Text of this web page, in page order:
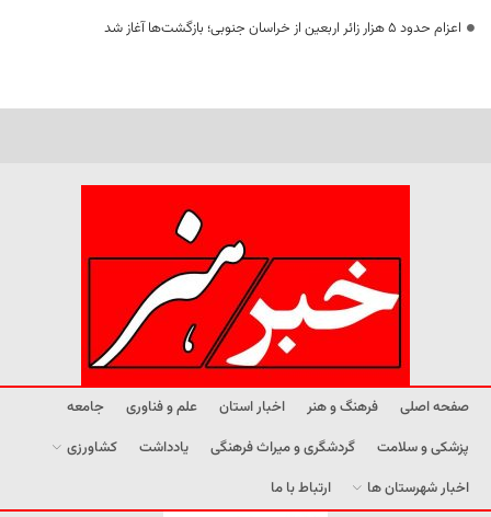
اعزام حدود 5 هزار زائر اربعین از خراسان جنوبی؛ بازگشت‌ها آغاز شد
صفحه اصلی فرهنگ و هنر اخبار استان علم و فناوری
جامعه
پزشکی و سلامت
گردشگری و میراث فرهنگی یادداشت
کشاورزی
اخبار شهرستان ها
ارتباط با ما